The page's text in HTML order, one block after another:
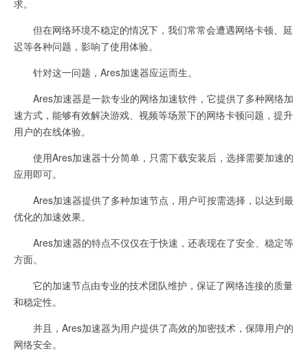
求。
但在网络环境不稳定的情况下，我们常常会遭遇网络卡顿、延
迟等各种问题，影响了使用体验。
针对这一问题，Ares加速器应运而生。
Ares加速器是一款专业的网络加速软件，它提供了多种网络加
速方式，能够有效解决游戏、视频等场景下的网络卡顿问题，提升
用户的在线体验。
使用Ares加速器十分简单，只需下载安装后，选择需要加速的
应用即可。
Ares加速器提供了多种加速节点，用户可按需选择，以达到最
优化的加速效果。
Ares加速器的特点不仅仅在于快速，还表现在了安全、稳定等
方面。
它的加速节点由专业的技术团队维护，保证了网络连接的质量
和稳定性。
并且，Ares加速器为用户提供了高效的加密技术，保障用户的
网络安全。